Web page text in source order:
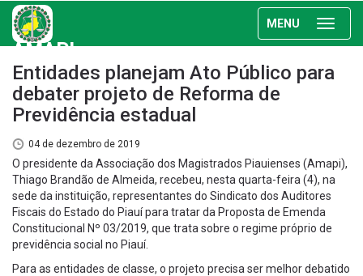
MENU
AMAPI
Entidades planejam Ato Público para
debater projeto de Reforma de
Previdência estadual
04 de dezembro de 2019
O presidente da Associação dos Magistrados Piauienses (Amapi),
Thiago Brandão de Almeida, recebeu, nesta quarta-feira (4), na
sede da instituição, representantes do Sindicato dos Auditores
Fiscais do Estado do Piauí para tratar da Proposta de Emenda
Constitucional Nº 03/2019, que trata sobre o regime próprio de
previdência social no Piauí.
Para as entidades de classe, o projeto precisa ser melhor debatido